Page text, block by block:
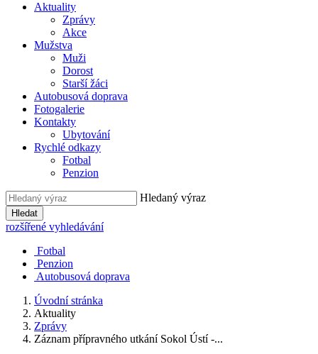
Aktuality
Zprávy
Akce
Mužstva
Muži
Dorost
Starší žáci
Autobusová doprava
Fotogalerie
Kontakty
Ubytování
Rychlé odkazy
Fotbal
Penzion
Hledaný výraz
Hledat
rozšířené vyhledávání
Fotbal
Penzion
Autobusová doprava
Úvodní stránka
Aktuality
Zprávy
Záznam přípravného utkání Sokol Ústí -...